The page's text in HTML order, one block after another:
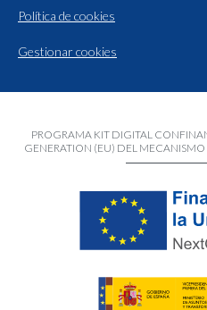
Política de cookies
Gestionar cookies
PROGRAMA KIT DIGITAL
GENERATION (EU) DEL